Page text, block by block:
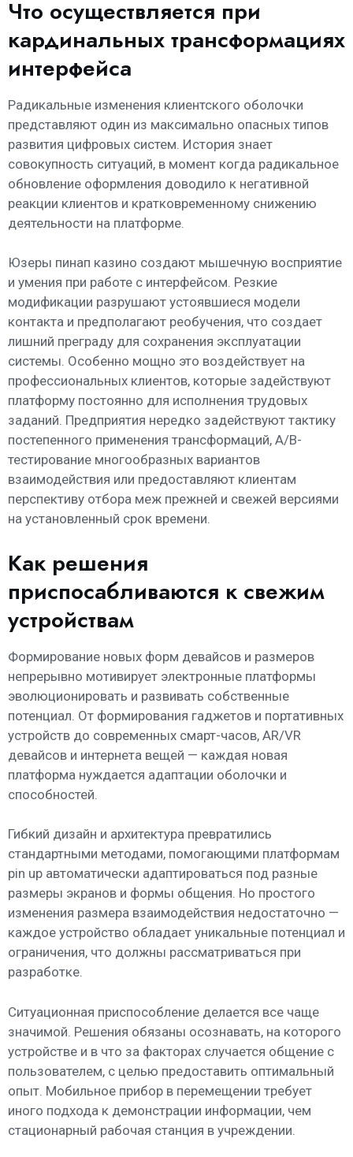
Что осуществляется при
кардинальных трансформациях
интерфейса
Радикальные изменения клиентского оболочки
представляют один из максимально опасных типов
развития цифровых систем. История знает
совокупность ситуаций, в момент когда радикальное
обновление оформления доводило к негативной
реакции клиентов и кратковременному снижению
деятельности на платформе.
Юзеры пинап казино создают мышечную восприятие
и умения при работе с интерфейсом. Резкие
модификации разрушают устоявшиеся модели
контакта и предполагают реобучения, что создает
лишний преграду для сохранения эксплуатации
системы. Особенно мощно это воздействует на
профессиональных клиентов, которые задействуют
платформу постоянно для исполнения трудовых
заданий. Предприятия нередко задействуют тактику
постепенного применения трансформаций, A/B-
тестирование многообразных вариантов
взаимодействия или предоставляют клиентам
перспективу отбора меж прежней и свежей версиями
на установленный срок времени.
Как решения
приспосабливаются к свежим
устройствам
Формирование новых форм девайсов и размеров
непрерывно мотивирует электронные платформы
эволюционировать и развивать собственные
потенциал. От формирования гаджетов и портативных
устройств до современных смарт-часов, AR/VR
девайсов и интернета вещей — каждая новая
платформа нуждается адаптации оболочки и
способностей.
Гибкий дизайн и архитектура превратились
стандартными методами, помогающими платформам
pin up автоматически адаптироваться под разные
размеры экранов и формы общения. Но простого
изменения размера взаимодействия недостаточно —
каждое устройство обладает уникальные потенциал и
ограничения, что должны рассматриваться при
разработке.
Ситуационная приспособление делается все чаще
значимой. Решения обязаны осознавать, на которого
устройстве и в что за факторах случается общение с
пользователем, с целью предоставить оптимальный
опыт. Мобильное прибор в перемещении требует
иного подхода к демонстрации информации, чем
стационарный рабочая станция в учреждении.